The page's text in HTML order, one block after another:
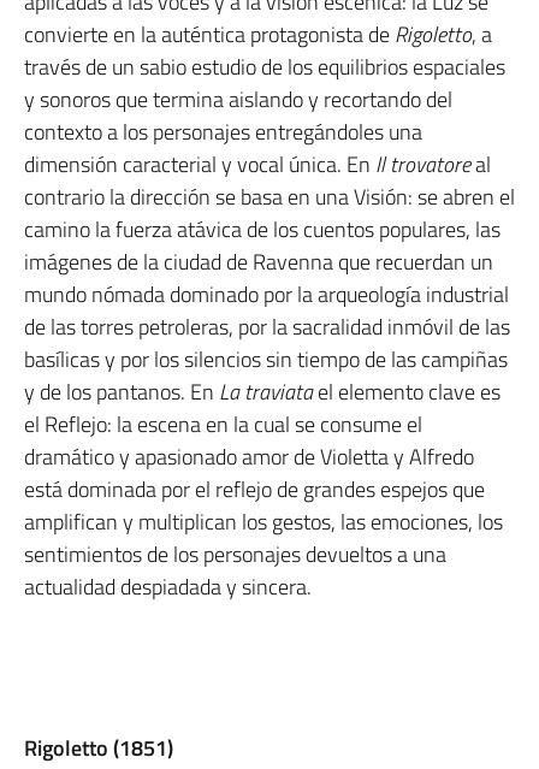
convierte en la auténtica protagonista deRigoletto, a
través de un sabio estudio de los equilibrios espaciales
y sonoros que termina aislando y recortando del
contexto a los personajes entregándoles una
dimensión caracterial y vocal única. En Il trovatoreal
contrario la dirección se basa en una Visión: se abren el
camino la fuerza atávica de los cuentos populares, las
imágenes de la ciudad de Ravenna que recuerdan un
mundo nómada dominado por la arqueología industrial
de las torres petroleras, por la sacralidad inmóvil de las
basílicas y por los silencios sin tiempo de las campiñas
y de los pantanos. En La traviatael elemento clave es
el Reflejo: la escena en la cual se consume el
dramático y apasionado amor de Violetta y Alfredo
está dominada por el reflejo de grandes espejos que
amplifican y multiplican los gestos, las emociones, los
sentimientos de los personajes devueltos a una
actualidad despiadada y sincera.
Rigoletto (1851)